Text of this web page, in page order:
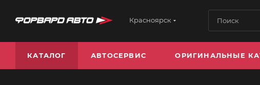
Красноярск
КАТАЛОГ АВТОСЕРВИС ОРИГИНАЛЬНЫЕ